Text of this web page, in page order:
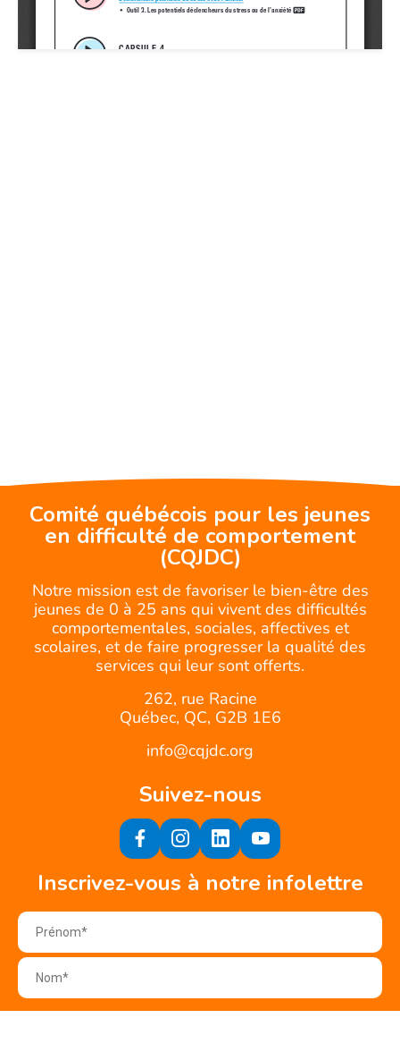
Comité québécois pour les jeunes
en difficulté de comportement
(CQJDC)
Notre mission est de favoriser le bien-être des
jeunes de 0 à 25 ans qui vivent des difficultés
comportementales, sociales, affectives et
scolaires, et de faire progresser la qualité des
services qui leur sont offerts.
262, rue Racine
Québec, QC, G2B 1E6
info@cqjdc.org
Suivez-nous
Inscrivez-vous à notre infolettre